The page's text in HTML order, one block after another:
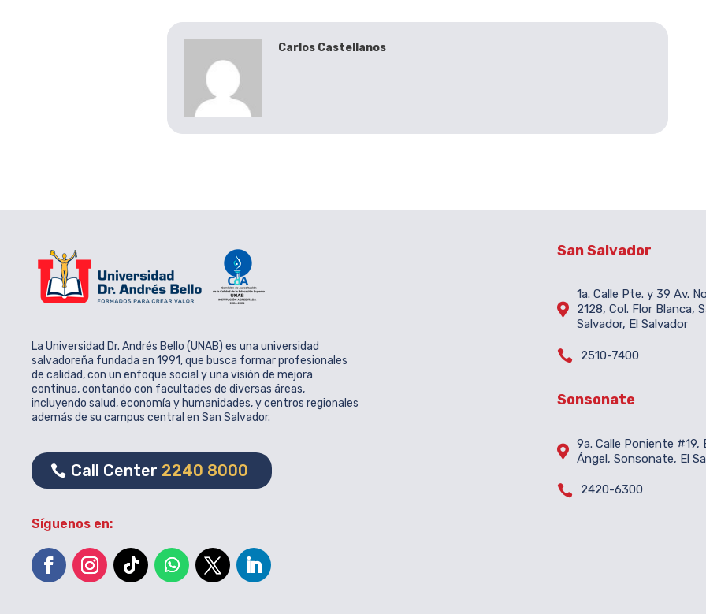
Carlos Castellanos
La Universidad Dr. Andrés Bello (UNAB) es una universidad
salvadoreña fundada en 1991, que busca formar profesionales
de calidad, con un enfoque social y una visión de mejora
continua, contando con facultades de diversas áreas,
incluyendo salud, economía y humanidades, y centros regionales
además de su campus central en San Salvador.
Call Center 2240 8000
Síguenos en:
San Salvador

1a. Calle Pte. y 39 Av.
2128, Col. Flor Blanca,
Salvador, El Salvador
 2510-7400
Sonsonate
 9a. Calle Poniente #19,
Ángel, Sonsonate, El
 2420-6300